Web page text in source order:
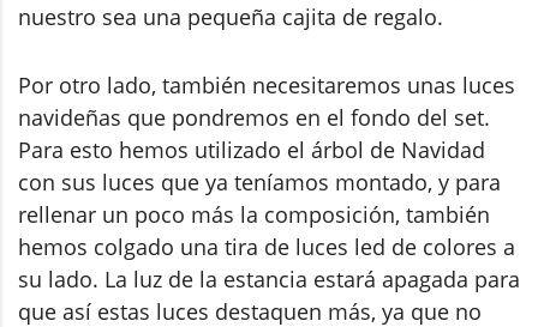
nuestro sea una pequeña cajita de regalo.
Por otro lado, también necesitaremos unas luces
navideñas que pondremos en el fondo del set.
Para esto hemos utilizado el árbol de Navidad
con sus luces que ya teníamos montado, y para
rellenar un poco más la composición, también
hemos colgado una tira de luces led de colores a
su lado. La luz de la estancia estará apagada para
que así estas luces destaquen más, ya que no